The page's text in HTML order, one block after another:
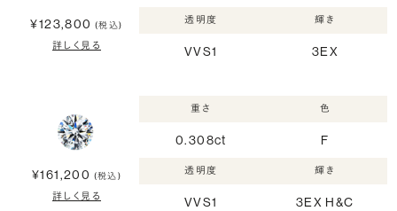
¥123,800 (税込)
詳しく見る
透明度
VVS1
輝き
3EX
¥161,200 (税込)
詳しく見る
重さ
0.308ct
色
F
透明度
VVS1
輝き
3EX H&C